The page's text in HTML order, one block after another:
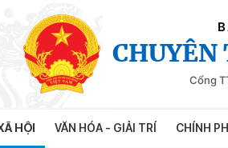
CHUYÊN
Cổng
HỘI VĂN HÓA - GIẢI TRÍ CHÍNH